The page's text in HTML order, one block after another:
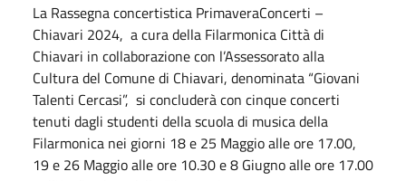
La Rassegna concertistica PrimaveraConcerti –
Chiavari 2024, a cura della Filarmonica Città di
Chiavari in collaborazione con l’Assessorato alla
Cultura del Comune di Chiavari, denominata “Giovani
Talenti Cercasi”, si concluderà con cinque concerti
tenuti dagli studenti della scuola di musica della
Filarmonica nei giorni 18 e 25 Maggio alle ore 17.00,
19 e 26 Maggio alle ore 10.30 e 8 Giugno alle ore 17.00